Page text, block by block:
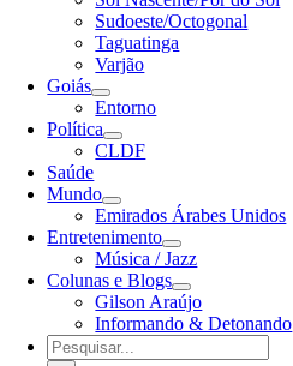
Sudoeste/Octogonal
Taguatinga
Varjão
Goiás
Entorno
Política
CLDF
Saúde
Mundo
Emirados Árabes Unidos
Entretenimento
Música / Jazz
Colunas e Blogs
Gilson Araújo
Informando & Detonando
Buscar